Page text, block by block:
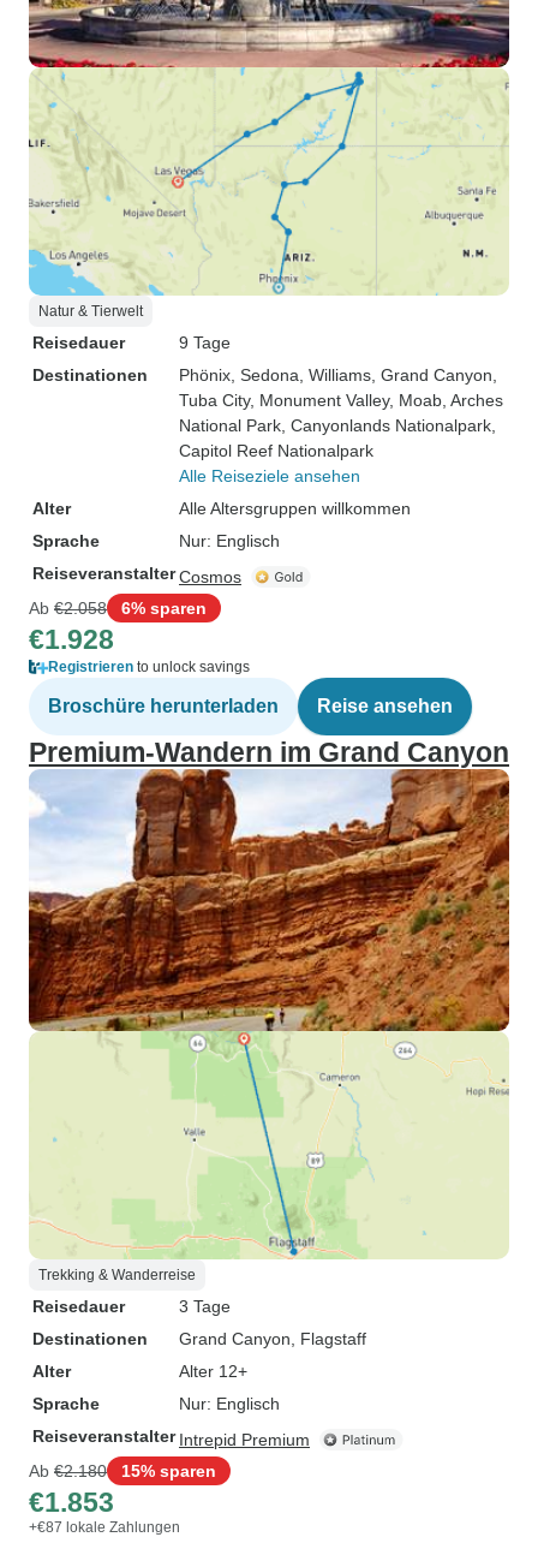
Natur & Tierwelt
Reisedauer
9 Tage
Destinationen
Phönix , Sedona , Williams , Grand Canyon
Tuba City, Monument Valley, Moab , Arches
National Park , Canyonlands Nationalpark
Capitol Reef Nationalpark
Alle Reiseziele ansehen
Alter
Alle Altersgruppen willkommen
Sprache
Nur: Englisch
ReiseveranstalterCosmos
Ab €2.058 6% sparen
€1.928
Registrieren to unlock savings
Broschüre herunterladen Reise ansehen
Premium-Wandern im Grand Canyon
Trekking & Wanderreise
Reisedauer
3 Tage
Destinationen
Grand Canyon , Flagstaff
Alter
Alter 12+
Sprache
Nur: Englisch
Reiseveranstalter Intrepid Premium
Ab €2.180 15% sparen
€1.853
+€87 lokale Zahlungen